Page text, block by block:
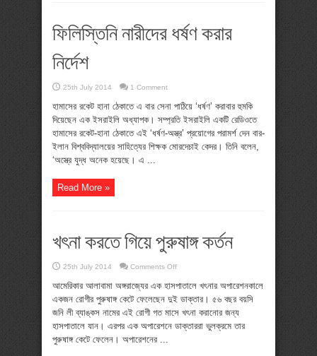
ফিলিস্তিনি নারীদের ধর্ষণ করার
নির্দেশ
25th July 2014 1 Comment
হামাসের রকেট হানা ঠেকাতে এ বার সেনা পাঠিয়ে ‘ধর্ষণ’ করাবার হুমকি
দিয়েছেন এক ইসরাইলি অধ্যাপক। সম্প্রতি ইসরাইলি একটি রেডিওতে
হামাসের রকেট-হানা ঠেকাতে এই ‘ধর্ষণ-অস্ত্র’ প্রয়োগের পরামর্শ দেন বার-
ইলান বিশ্ববিদ্যালয়ের সাহিত্যের শিক্ষক মোরদেচাই কেদর। তিনি বলেন,
‘অস্ত্রে যুদ্ধ অনেক হয়েছে। এ ...
Read More »
খৎনা করতে গিয়ে পুরুষাঙ্গ কর্তন
25th July 2014 Comments Offon
করতে
গিয়ে
পুরুষাঙ্গ
আমেরিকার আলাবামা অঙ্গরাজ্যের এক হাসপাতালে খৎনার অপারেশনকালে
একজন রোগীর পুরুষাঙ্গ কেটে ফেলেছেন দুই ডাক্তার। ৫৬ বছর বয়সি
জনি লী ব্যাঙ্কস নামের এই রোগী গত মাসে খৎনা করানোর জন্য
হাসপাতালে যান। এরপর এক অপারেশনে ডাক্তাররা ভুলক্রমে তার
পুরুষাঙ্গ কেটে ফেলেন। অপারেশনের ...